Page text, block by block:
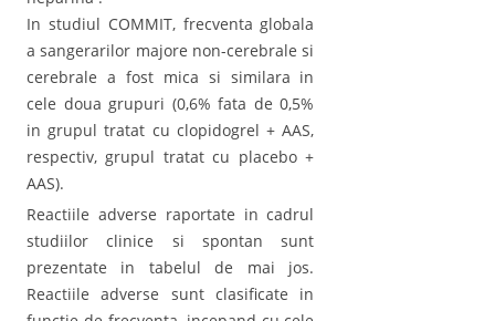
In studiul COMMIT, frecventa globala
a sangerarilor majore non-cerebrale si
cerebrale a fost mica si similara in
cele doua grupuri (0,6% fata de 0,5%
in grupul tratat cu clopidogrel + AAS,
respectiv, grupul tratat cu placebo +
AAS).
Reactiile adverse raportate in cadrul
studiilor clinice si spontan sunt
prezentate in tabelul de mai jos.
Reactiile adverse sunt clasificate in